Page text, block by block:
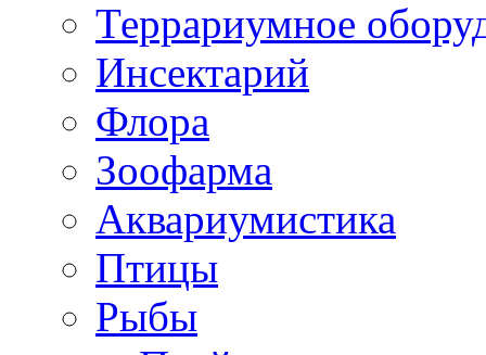
Террариумное
Инсектарий
Флора
Зоофарма
Аквариумистика
Птицы
Рыбы